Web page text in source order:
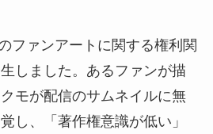
ファンアートに関する権利関
しました。あるファンが描
モが配信のサムネイルに無
し、「著作権意識が低い」